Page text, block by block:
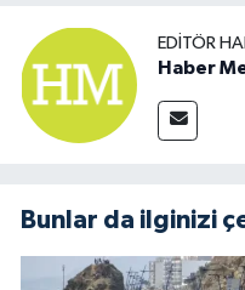
EDITÖR
Haber
Bunlar da ilginizi